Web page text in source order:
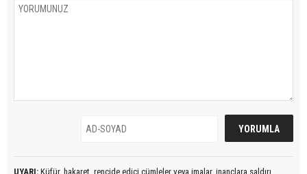
UYARI: Küfür, hakaret, rencide edici cümleler veya imalar, inançlara saldırı